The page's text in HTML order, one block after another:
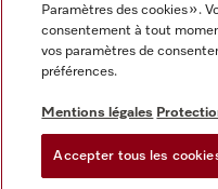
Conditions d’utilisation
Déclaration d'accessibilité
Digital Services Act
Paramètres des cookies ».
consentement à tout
vos paramètres de
préférences.
Mentions légales
Accepter tous les